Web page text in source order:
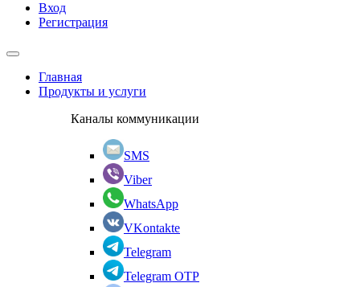
Вход
Регистрация
Главная
Продукты и услуги
Каналы коммуникации
SMS
Viber
WhatsApp
VKontakte
Telegram
Telegram OTP